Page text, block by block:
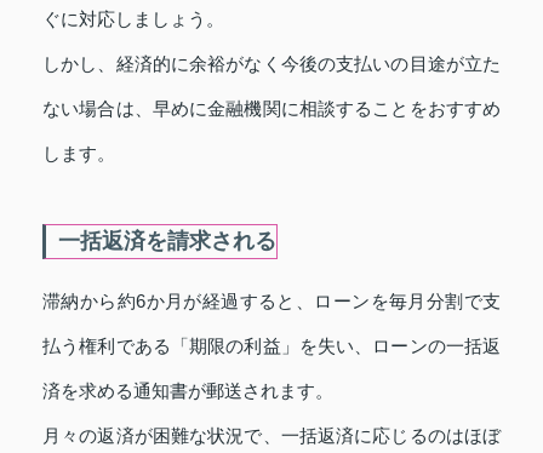
ぐに対応しましょう。
しかし、経済的に余裕がなく今後の支払いの目途が立た
ない場合は、早めに金融機関に相談することをおすすめ
します。
一括返済を請求される
滞納から約6か月が経過すると、ローンを毎月分割で支
払う権利である「期限の利益」を失い、ローンの一括返
済を求める通知書が郵送されます。
月々の返済が困難な状況で、一括返済に応じるのはほぼ